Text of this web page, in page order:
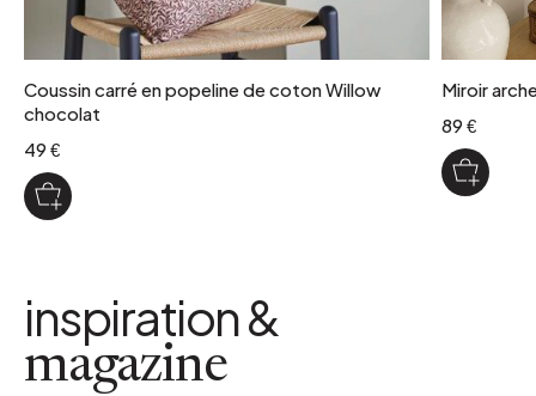
Coussin carré en popeline de coton Willow
chocolat
49 €
Miroir
89 €
inspiration &
magazine